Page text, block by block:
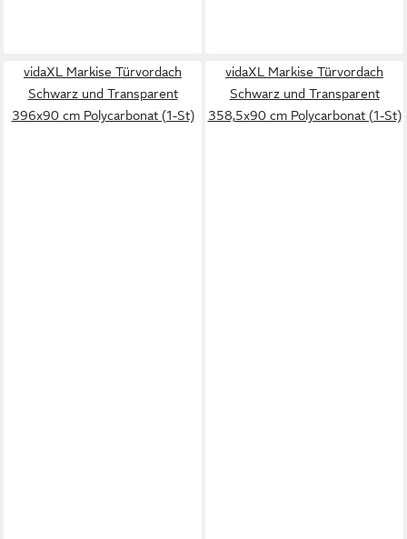
vidaXL Markise Türvordach
Schwarz und Transparent
396x90 cm Polycarbonat (1-St)
vidaXL Markise Türvordach
Schwarz und Transparent
358,5x90 cm Polycarbonat (1-St)